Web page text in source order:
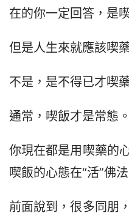
在的你一定回答，是
但是人生來就應該喫
不是，是不得已才喫
通常，喫飯才是常態。
你現在都是用喫藥的
喫飯的心態在“活”佛法
前面說到，很多同朋